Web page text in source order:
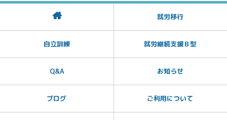
就労移行
自立訓練 就労継続支援Ｂ型
Q&A お知らせ
ブログ ご利用について